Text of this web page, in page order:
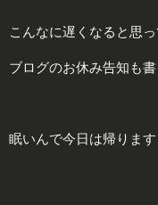
こんなに遅くなると思
ブログのお休み告知も
眠いんで今日は帰ります